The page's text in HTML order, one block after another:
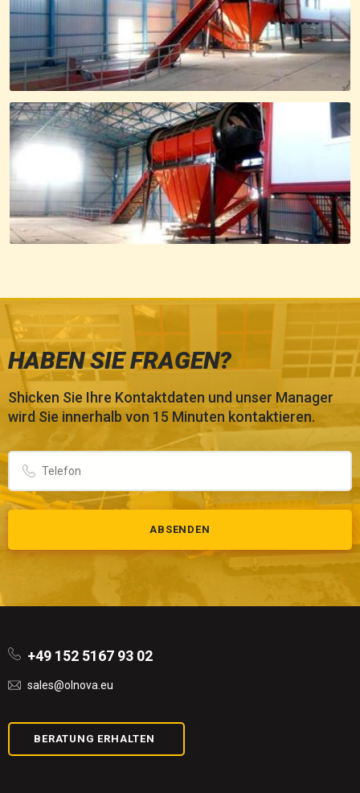
HABEN SIE FRAGEN?
Shicken Sie Ihre Kontaktdaten und unser Manager
wird Sie innerhalb von 15 Minuten kontaktieren.
ABSENDEN
+49 152 5167 93 02
sales@olnova.eu
BERATUNG ERHALTEN